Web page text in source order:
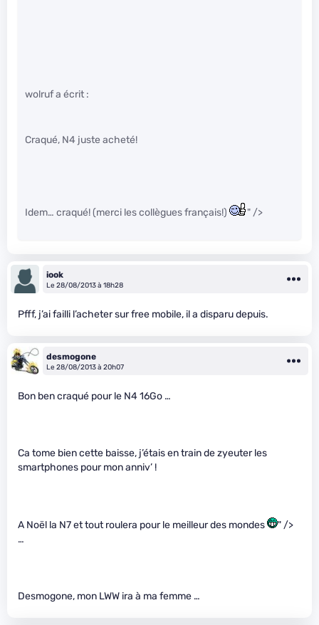
wolruf a écrit :
Craqué, N4 juste acheté!
Idem… craqué! (merci les collègues français!) " />
iook
Le 28/08/2013 à 18h28
Pfff, j’ai failli l’acheter sur free mobile, il a disparu depuis.
desmogone
Le 28/08/2013 à 20h07
Bon ben craqué pour le N4 16Go …
Ca tome bien cette baisse, j’étais en train de zyeuter les
smartphones pour mon anniv’ !
A Noël la N7 et tout roulera pour le meilleur des mondes
" />
…
Desmogone, mon LWW ira à ma femme …